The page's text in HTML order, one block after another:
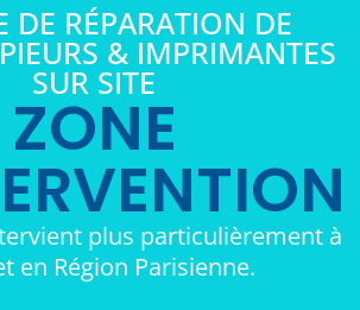
DE RÉPARATION DE
& IMPRIMANTES
SUR SITE
ZONE
plus particulièrement à
en Région Parisienne.